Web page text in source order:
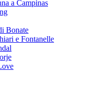
a Campinas
Bonate
e Fontanelle